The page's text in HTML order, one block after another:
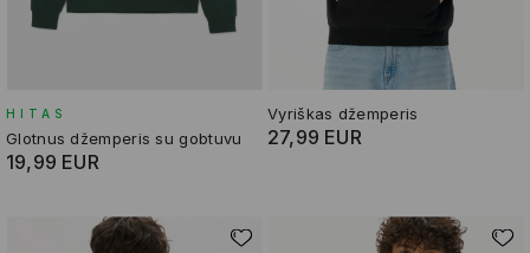
HITAS
Glotnus džemperis su gobtuvu
19,99 EUR
Vyriškas džemperis
27,99 EUR